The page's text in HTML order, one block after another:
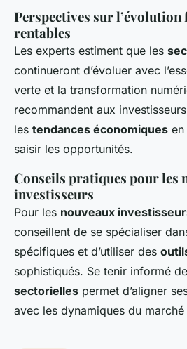
Perspectives sur l’évolution
rentables
Les experts estiment que les
continueront d’évoluer avec
verte et la transformation
recommandent aux
les tendances économiques
saisir les opportunités.
Conseils pratiques pour les
investisseurs
Pour les nouveaux
conseillent de se spécialiser
spécifiques et d’utiliser des
sophistiqués. Se tenir informé
sectorielles permet d’aligner
avec les dynamiques du